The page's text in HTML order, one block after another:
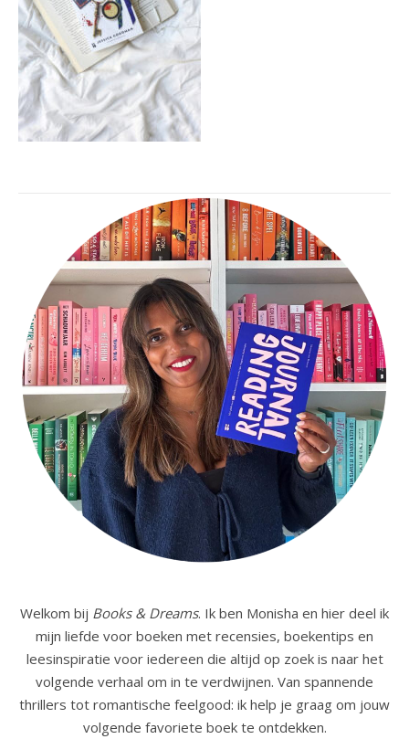
Welkom bij Books & Dreams. Ik ben Monisha en hier deel ik
mijn liefde voor boeken met recensies, boekentips en
leesinspiratie voor iedereen die altijd op zoek is naar het
volgende verhaal om in te verdwijnen. Van spannende
thrillers tot romantische feelgood: ik help je graag om jouw
volgende favoriete boek te ontdekken.